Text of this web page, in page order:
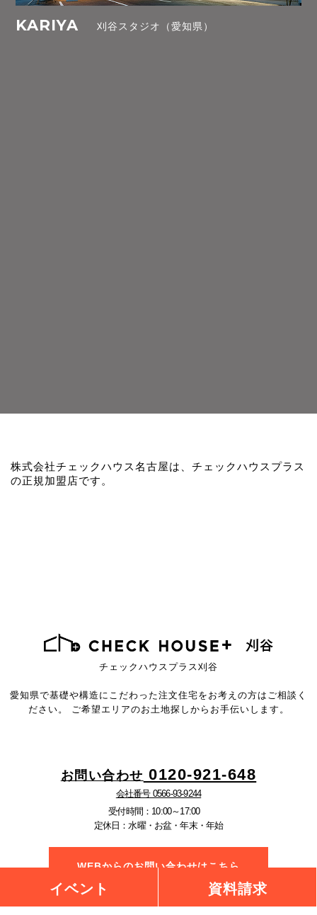
KARIYA 刈谷スタジオ（愛知県）
株式会社チェックハウス名古屋は、チェックハウスプラス
の正規加盟店です。
チェックハウスプラス刈谷
愛知県で基礎や構造にこだわった注文住宅を お考えの方はご相談く
ださい。
ご希望エリアのお土地探しからお手伝いします。
お問い合わせ 0120-921-648
会社番号 0566-93-9244
受付時間：10:00～17:00
定休日：水曜・お盆・年末・年始
WEBからのお問い合わせはこちら
イベント 資料請求